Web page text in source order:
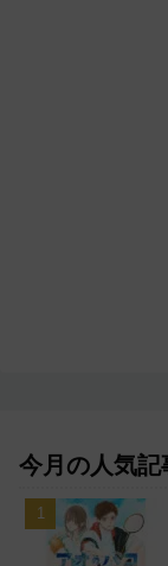
今月の人気記